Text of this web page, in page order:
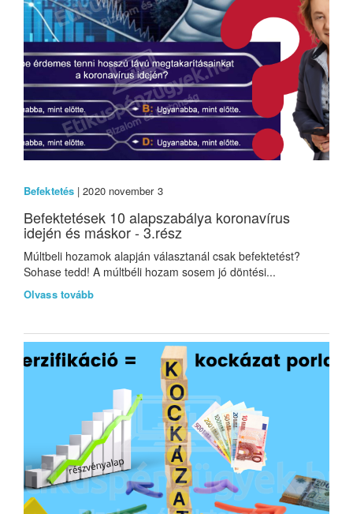
Befektetés | 2020 november 3
Befektetések 10 alapszabálya koronavírus
idején és máskor - 3.rész
Múltbeli hozamok alapján választanál csak befektetést?
Sohase tedd! A múltbéli hozam sosem jó döntési...
Olvass tovább